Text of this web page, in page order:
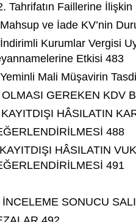
Tahrifatın Faillerine
ve İade KV’nin
Kurumlar Vergisi
Etkisi 483
Mali Müşavirin
OLMASI GEREKEN KDV
HÂSILATIN
488
HÂSILATIN
491
İNCELEME SONUCU